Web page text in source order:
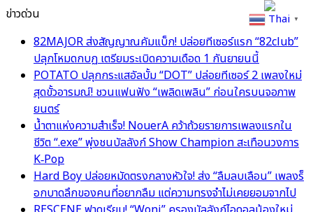
ข่าวด่วน
82MAJOR ส่งสัญญาณคัมแบ็ก! ปล่อยทีเซอร์แรก “82club”
ปลุกโหมดกบฏ เตรียมระเบิดความเดือด 1 กันยายนนี้
POTATO ปลุกกระแสอัลบั้ม “DOT” ปล่อยทีเซอร์ 2 เพลงใหม่
สุดขั้วอารมณ์! ชวนแฟนฟัง “เพลิดเพลิน” ก่อนใครบนจอภาพ
ยนตร์
น้ำตาแห่งความสำเร็จ! NouerA คว้าถ้วยรายการเพลงแรกใน
ชีวิต “.exe” พุ่งชนบัลลังก์ Show Champion สะเทือนวงการ
K‑Pop
Hard Boy ปล่อยหมัดตรงกลางหัวใจ! ส่ง “ลืมลบเลือน” เพลงร็
อกบาดลึกของคนที่อยากลืม แต่ความทรงจำไม่เคยยอมจากไป
Thai ▼